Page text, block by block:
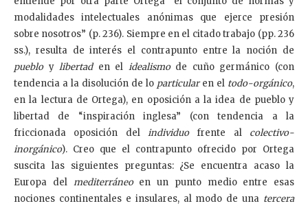
modalidades intelectuales anónimas que ejerce presión
sobre nosotros” (p. 236). Siempre en el citado trabajo (pp. 236
ss.), resulta de interés el contrapunto entre la noción de
puebloylibertaden el idealismode cuño germánico (con
tendencia a la disolución de lo particularen el todo-orgánico,
en la lectura de Ortega), en oposición a la idea de pueblo y
libertad de “inspiración inglesa” (con tendencia a la
friccionada oposición del individuofrente al colectivo-
inorgánico). Creo que el contrapunto ofrecido por Ortega
suscita las siguientes preguntas: ¿Se encuentra acaso la
Europa del mediterráneoen un punto medio entre esas
nociones continentales e insulares, al modo de una tercera